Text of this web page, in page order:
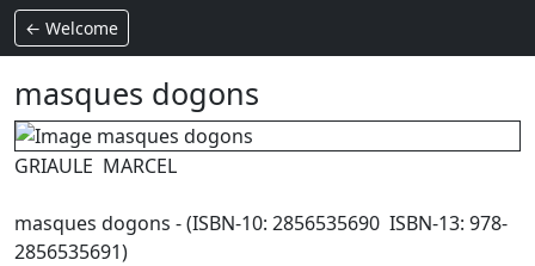
← Welcome
masques dogons
GRIAULE MARCEL
masques dogons - (ISBN-10: 2856535690 ISBN-13: 978-
2856535691)